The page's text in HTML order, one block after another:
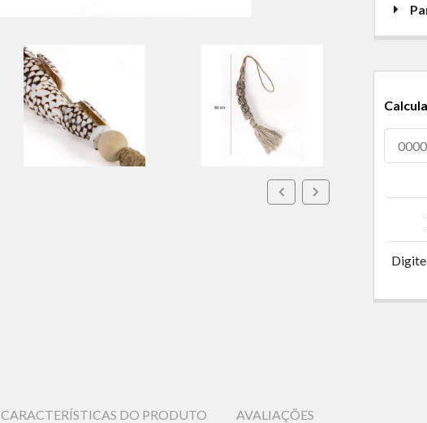
Digite
CARACTERÍSTICAS DO PRODUTO AVALIAÇÕES